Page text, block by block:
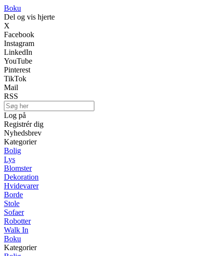
Boku
Del og vis hjerte
X
Facebook
Instagram
LinkedIn
YouTube
Pinterest
TikTok
Mail
RSS
Log på
Registrér dig
Nyhedsbrev
Kategorier
Bolig
Lys
Blomster
Dekoration
Hvidevarer
Borde
Stole
Sofaer
Robotter
Walk In
Boku
Kategorier